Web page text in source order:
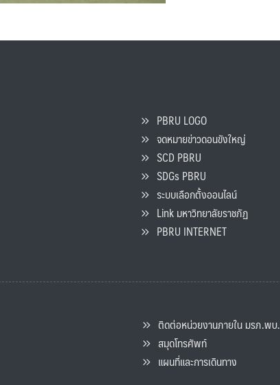
PBRU LOGO
จดหมายข่าวดอนขังใหญ่
SCD PBRU
SDGs PBRU
ระบบเลือกตั้งออนไลน์
Link มหาวิทยาลัยราชภัฏ
PBRU INTERNET
ติดต่อหน่วยงานภายใน มรภ.พบ.
สมุดโทรศัพท์
แผนที่และการเดินทาง